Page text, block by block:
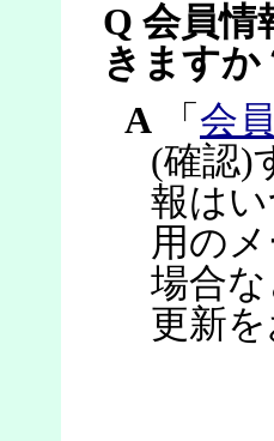
Q 会員情
きますか
A 「 会
(確認)
報は
用の
場合
更新